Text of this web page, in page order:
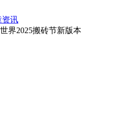
资讯
界2025搬砖节新版本